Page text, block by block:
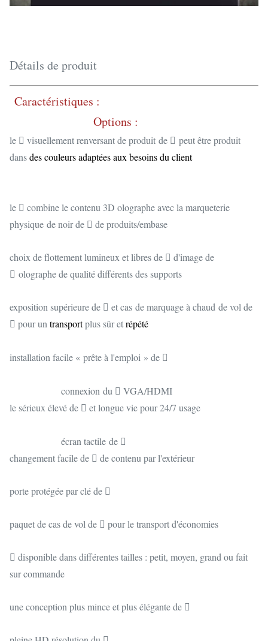
Détails de produit
Caractéristiques :
Options :
le  visuellement renversant de produit de  peut être produit
dansdes couleurs adaptées aux besoins du client
le  combine le contenu 3D olographe avec la marqueterie
physique de noir de  de produits/embase
choix de flottement lumineux et libres de  d'image de
 olographe de qualité différents des supports
exposition supérieure de  et cas de marquage à chaud de vol de
 pour un transportplus sûretrépété
installation facile « prête à l'emploi » de 
connexion du  VGA/HDMI
le sérieux élevé de  et longue vie pour 24/7 usage
écran tactile de 
changement facile de  de contenu par l'extérieur
porte protégée par clé de 
paquet de cas de vol de  pour le transport d'économies
 disponible dans différentes tailles : petit, moyen, grand ou fait
sur commande
une conception plus mince et plus élégante de 